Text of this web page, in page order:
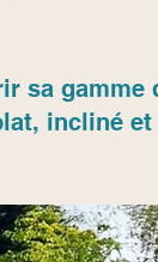
sa gamme
incliné